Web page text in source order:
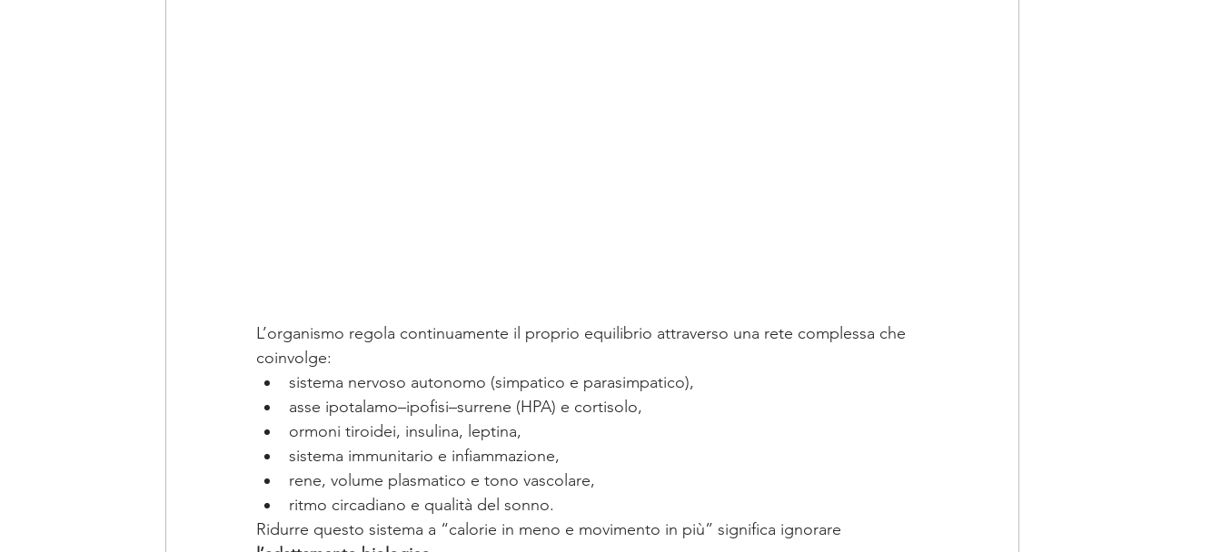
L’organismo regola continuamente il proprio equilibrio attraverso una rete complessa che
coinvolge:
sistema nervoso autonomo (simpatico e parasimpatico),
asse ipotalamo–ipofisi–surrene (HPA) e cortisolo,
ormoni tiroidei, insulina, leptina,
sistema immunitario e infiammazione,
rene, volume plasmatico e tono vascolare,
ritmo circadiano e qualità del sonno.
Ridurre questo sistema a “calorie in meno e movimento in più” significa ignorare